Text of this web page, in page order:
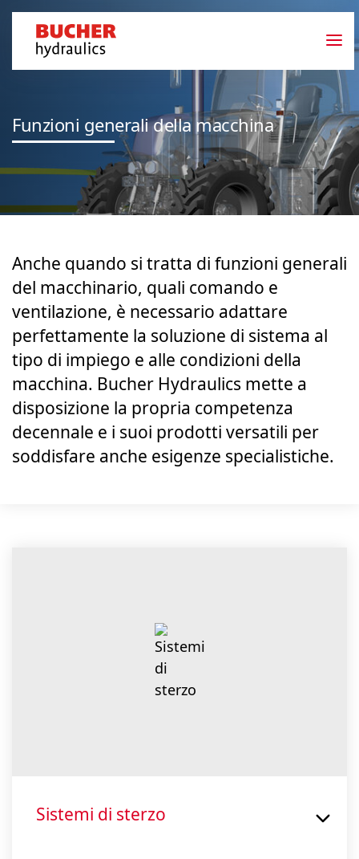
Funzioni generali della macchina
Anche quando si tratta di funzioni generali
del macchinario, quali comando e
ventilazione, è necessario adattare
perfettamente la soluzione di sistema al
tipo di impiego e alle condizioni della
macchina. Bucher Hydraulics mette a
disposizione la propria competenza
decennale e i suoi prodotti versatili per
soddisfare anche esigenze specialistiche.
Sistemi di sterzo